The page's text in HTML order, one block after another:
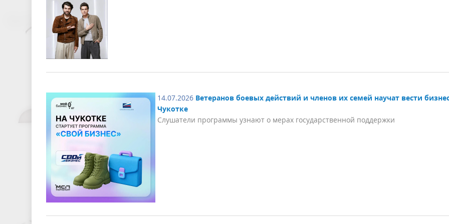
14.07.2026 Ветеранов боевых действий и членов их семей научат вести
Чукотке
Слушатели программы узнают о мерах государственной поддержки